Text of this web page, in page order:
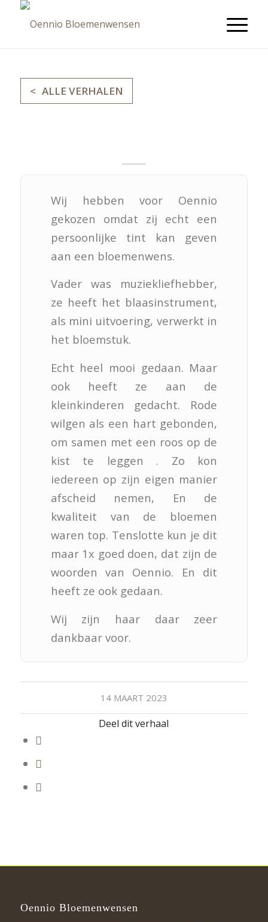
ALLE VERHALEN
Wij hebben voor Oennio
gekozen omdat zij echt een
persoonlijke tint kan geven
aan een bloemenwens.
Vader was muziekliefhebber,
ze heeft het blaasinstrument,
als mini uitvoering, verwerkt in
het bloemstuk.
Echt heel mooi gedaan. Maar
ook heeft ze aan de
kleinkinderen gedacht. Rode
wilgen als een hart gebonden,
om samen met een roos op de
kist te leggen . Zo kon
iedereen op zijn eigen manier
afscheid nemen, En de
kwaliteit van de bloemen
waren top. Tenslotte kun je dit
maar 1x goed doen, dat zijn de
woorden van Oennio. En dit
heeft ze ook gedaan.
Wij zijn haar daar zeer
dankbaar voor.
14 MAART 2023
Deel dit verhaal
Oennio Bloemenwensen